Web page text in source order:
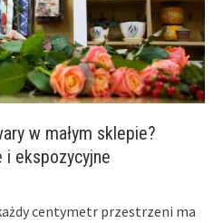
w małym sklepie?
i ekspozycyjne
centymetr przestrzeni ma